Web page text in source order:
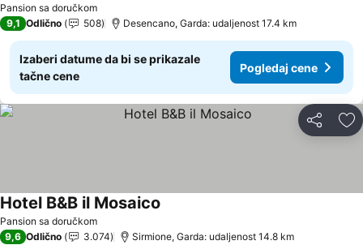
Pansion sa doručkom
9,1 Odlično 508 Desencano, Garda: udaljenost 17.4 km
Izaberi datume da bi se prikazale
tačne cene
Pogledaj cene
Deli
Pansion sa doručkom
Hotel B&B il Mosaico
9,6 Odlično 3.074 Sirmione, Garda: udaljenost 14.8 km